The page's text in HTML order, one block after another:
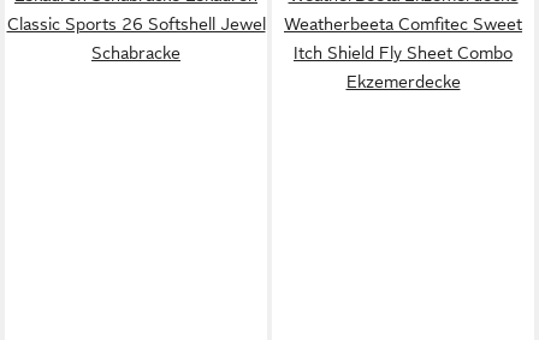
Classic Sports 26 Softshell Jewel
Schabracke
Weatherbeeta Comfitec Sweet
Itch Shield Fly Sheet Combo
Ekzemerdecke